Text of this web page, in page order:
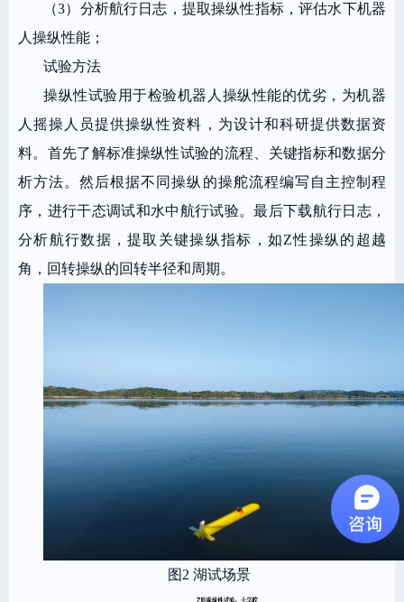
（3）分析航行日志，提取操纵性指标，评估水下机器
人操纵性能；
试验方法
操纵性试验用于检验机器人操纵性能的优劣，为机器
人摇操人员提供操纵性资料，为设计和科研提供数据资
料。首先了解标准操纵性试验的流程、关键指标和数据分
析方法。然后根据不同操纵的操舵流程编写自主控制程
序，进行干态调试和水中航行试验。最后下载航行日志，
分析航行数据，提取关键操纵指标，如Z性操纵的超越
角，回转操纵的回转半径和周期。
图2 湖试场景